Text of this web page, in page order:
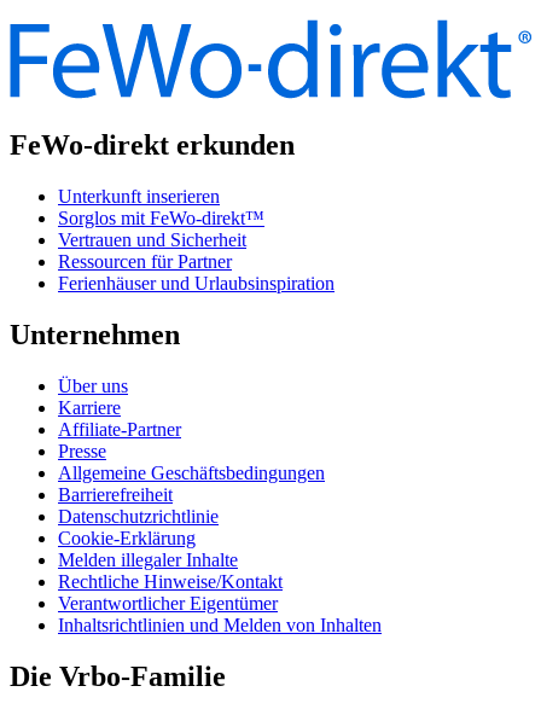
FeWo-direkt erkunden
Unterkunft inserieren
Sorglos mit FeWo-direkt™
Vertrauen und Sicherheit
Ressourcen für Partner
Ferienhäuser und Urlaubsinspiration
Unternehmen
Über uns
Karriere
Affiliate-Partner
Presse
Allgemeine Geschäftsbedingungen
Barrierefreiheit
Datenschutzrichtlinie
Cookie-Erklärung
Melden illegaler Inhalte
Rechtliche Hinweise/Kontakt
Verantwortlicher Eigentümer
Inhaltsrichtlinien und Melden von Inhalten
Die Vrbo-Familie